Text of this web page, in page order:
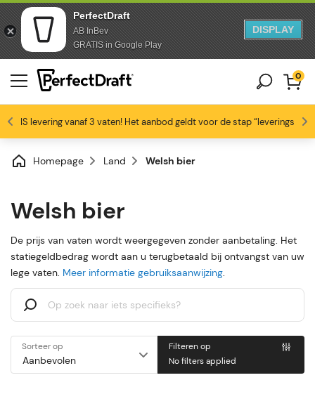
PerfectDraft
AB InBev
GRATIS in Google Play
DISPLAY
Doorgaan naar artikel
Overslaan naar voettekst
levering vanaf 3 vaten! Het aanbod geldt voor de stap “leveringswijze
Gratis levering
Profiteer van -10% vanaf 3 vaten!
Bierliefhebbers zijn dol op ons 4.6/5
0
Homepage Land Welsh bier
Welsh bier
De prijs van vaten wordt weergegeven zonder aanbetaling. Het
statiegeldbedrag wordt aan u terugbetaald bij ontvangst van uw
lege vaten. Meer informatie gebruiksaanwijzing.
Sorteer op
Filteren op
No filters applied